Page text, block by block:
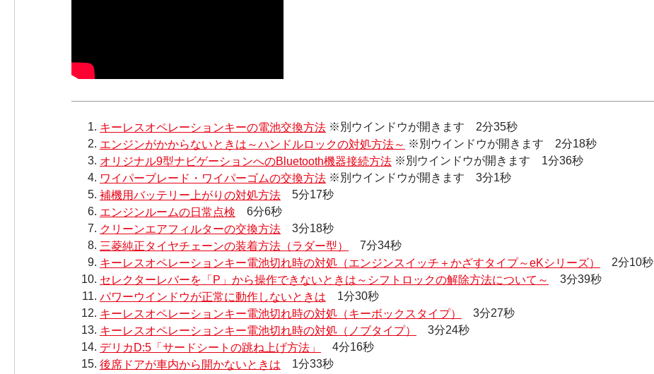
キーレスオペレーションキーの電池交換方法 ※別ウインドウが開きます 2分35秒
エンジンがかからないときは～ハンドルロックの対処方法～ ※別ウインドウが開きます 2分18秒
オリジナル9型ナビゲーションへのBluetooth機器接続方法 ※別ウインドウが開きます 1分36秒
ワイパーブレード・ワイパーゴムの交換方法 ※別ウインドウが開きます 3分1秒
補機用バッテリー上がりの対処方法 5分17秒
エンジンルームの日常点検 6分6秒
クリーンエアフィルターの交換方法 3分18秒
三菱純正タイヤチェーンの装着方法（ラダー型）
7分34秒
キーレスオペレーションキー電池切れ時の対処（エンジンスイッチ＋かざすタイプ～eKシリーズ）
2分10秒
セレクターレバーを「P」から操作できないときは～シフトロックの解除方法について～
3分39秒
パワーウインドウが正常に動作しないときは 1分30秒
キーレスオペレーションキー電池切れ時の対処（キーボックスタイプ）
3分27秒
キーレスオペレーションキー電池切れ時の対処（ノブタイプ）
3分24秒
デリカD:5「サードシートの跳ね上げ方法」
4分16秒
後席ドアが車内から開かないときは 1分33秒